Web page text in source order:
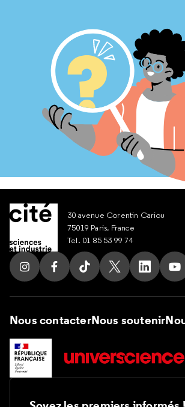
30 avenue Corentin Cariou
75019 Paris, France
Tel. 01 85 53 99 74
Suivez nous sur Instagram
Suivez nous sur Facebook
Suivez nous sur Tik
Suivez nous
Suivez
Nous contacterNous soutenir